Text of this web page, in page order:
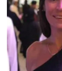
TECNOLOGIA
DECO
BELLEZA
DELIVERYS